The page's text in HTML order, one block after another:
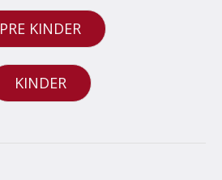
PRE KINDER
KINDER